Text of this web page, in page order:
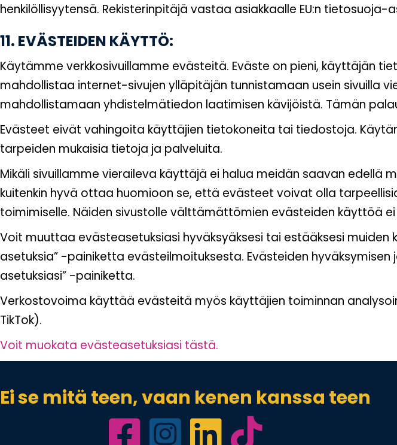
henkilöllisyytensä. Rekisterinpitäjä vastaa asiakkaalle EU:n
11. EVÄSTEIDEN KÄYTTÖ:
Käytämme verkkosivuillamme evästeitä. Eväste on pieni, käyttäjän
mahdollistaa internet-sivujen ylläpitäjän tunnistamaan usein sivuilla
mahdollistamaan yhdistelmätiedon laatimisen kävijöistä. Tämän
Evästeet eivät vahingoita käyttäjien tietokoneita tai tiedostoja.
tarpeiden mukaisia tietoja ja palveluita.
Mikäli sivuillamme vieraileva käyttäjä ei halua meidän saavan edellä
kuitenkin hyvä ottaa huomioon se, että evästeet voivat olla
toimimiselle. Näiden sivustolle välttämättömien evästeiden käyttöä
Voit muuttaa evästeasetuksiasi hyväksyäksesi tai estääksesi
asetuksia” -painiketta evästeilmoituksesta. Evästeiden
asetuksiasi” -painiketta.
Verkostovoima käyttää evästeitä myös käyttäjien toiminnan
TikTok).
Voit muokata evästeasetuksiasi tästä.
Ei se mitä teen, vaan kenen kanssa teen